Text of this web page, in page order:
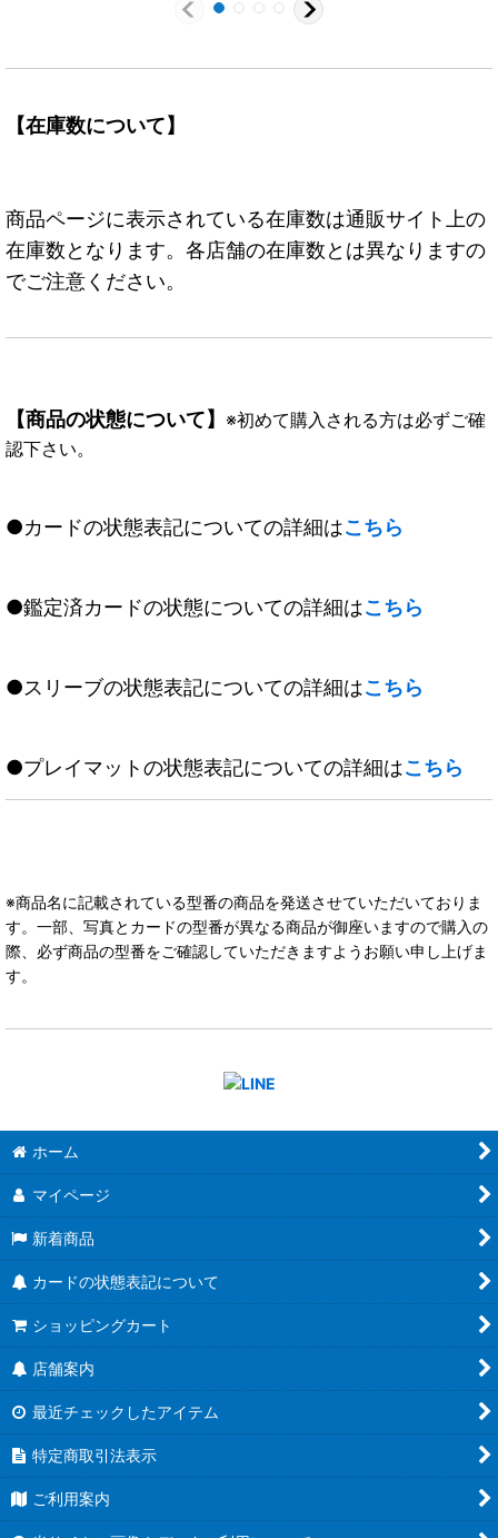
【在庫数について】
商品ページに表示されている在庫数は通販サイト上の
在庫数となります。各店舗の在庫数とは異なりますの
でご注意ください。
【商品の状態について】 ※初めて購入される方は必ずご確
認下さい。
●カードの状態表記についての詳細はこちら
●鑑定済カードの状態についての詳細はこちら
●スリーブの状態表記についての詳細はこちら
●プレイマットの状態表記についての詳細はこちら
※商品名に記載されている型番の商品を発送させていただいておりま
す。一部、写真とカードの型番が異なる商品が御座いますので購入の
際、必ず商品の型番をご確認していただきますようお願い申し上げま
す。
ホーム
マイページ
新着商品
カードの状態表記について
ショッピングカート
店舗案内
最近チェックしたアイテム
特定商取引法表示
ご利用案内